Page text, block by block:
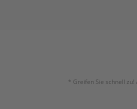
* Greifen Sie schnell